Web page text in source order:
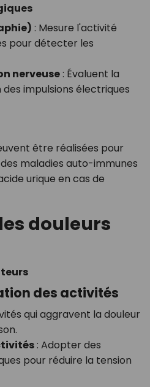
: Mesure l'activité
pour détecter les
nerveuse: Évaluent la
impulsions électriques
être réalisées pour
maladies auto-immunes
urique en cas de
douleurs
des activités
qui aggravent la douleur
: Adopter des
pour réduire la tension